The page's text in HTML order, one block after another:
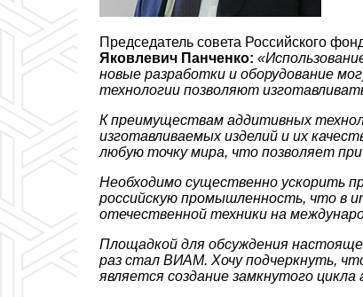
Председатель совета Российского
Яковлевич Панченко: «
новые разработки и оборудование
технологии позволяют
К преимуществам аддитивных
изготавливаемых изделий и их
любую точку мира, что позволяет при
Необходимо существенно ускорить
российскую промышленность, что в
отечественной техники на
Площадкой для обсуждения
раз стал ВИАМ. Хочу подчеркнуть,
является создание замкнутого